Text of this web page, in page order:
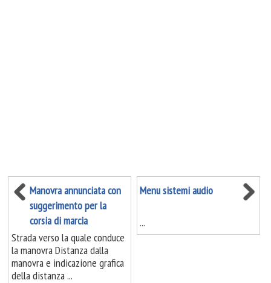
Manovra annunciata con
suggerimento per la
corsia di marcia
Strada verso la quale conduce
la manovra Distanza dalla
manovra e indicazione grafica
della distanza ...
Menu sistemi audio
...